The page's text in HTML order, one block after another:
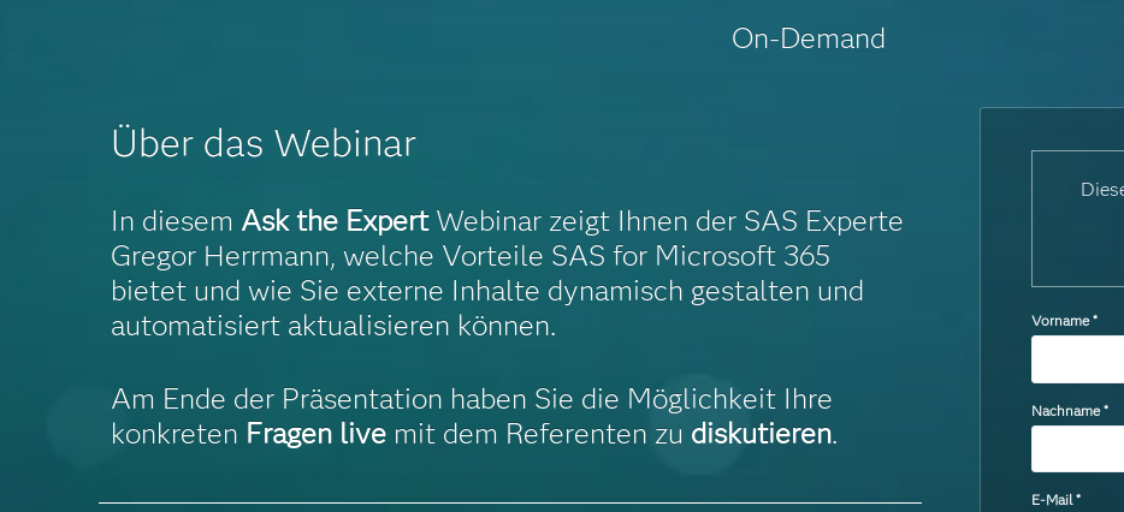
On-Demand
Über das Webinar
In diesem Ask the ExpertWebinar zeigt Ihnen der SAS Experte
Gregor Herrmann, welche Vorteile SAS for Microsoft 365
bietet und wie Sie externe Inhalte dynamisch gestalten und
automatisiert aktualisieren können.
Am Ende der Präsentation haben Sie die Möglichkeit Ihre
konkreten Fragen live mit dem Referenten zu diskutieren.
Vorname*
Nachname*
E-Mail*